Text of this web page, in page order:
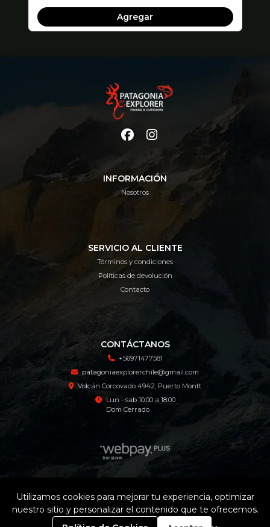
Agregar
INFORMACIÓN
Nosotros
SERVICIO AL CLIENTE
Términos y condiciones
Políticas de devolución
Contacto
CONTÁCTANOS
+56971477581
patagoniaexplorerchile@gmail.com
Volcán Corcovado 4942, Puerto Montt
Lun - sab 10:00 a 18:00
Dom Cerrado
Patagonia Explorer Tienda Online © 2026
¿Te gusta mi tienda? Yo vendo conBsale
0
Utilizamos cookies para mejorar tu experiencia, optimizar
nuestro sitio y personalizar el contenido que te ofrecemos.